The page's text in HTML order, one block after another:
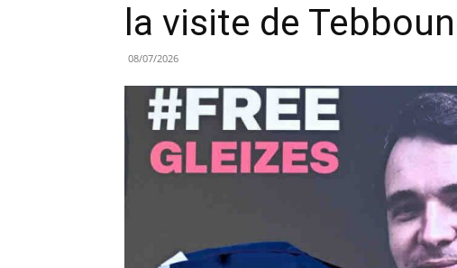
la visite de
08/07/2026